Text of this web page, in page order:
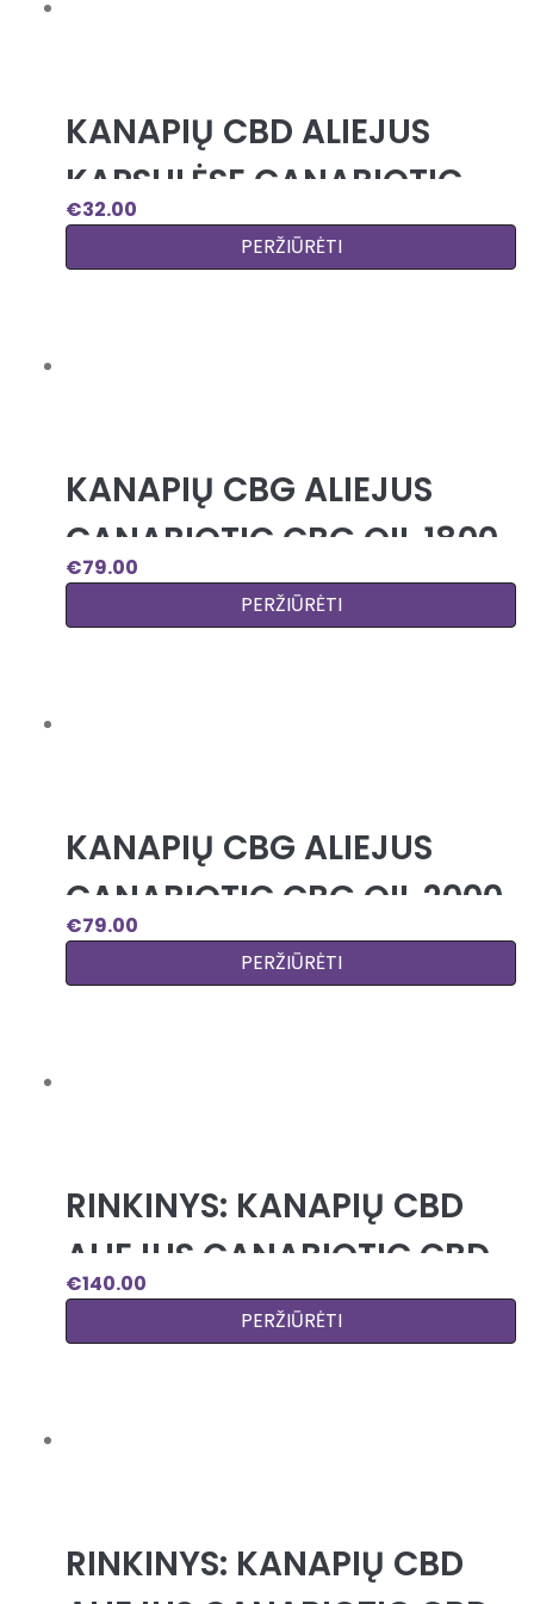
KANAPIŲ CBD ALIEJUS
KAPSULĖSE CANABIOTIC
CBD OIL CAPSULES 30
KAPSULIŲ 800 MG
€32.00
PERŽIŪRĖTI
KANAPIŲ CBG ALIEJUS
CANABIOTIC CBG OIL 1800
MG (40%)
€79.00
PERŽIŪRĖTI
KANAPIŲ CBG ALIEJUS
CANABIOTIC CBG OIL 2000
MG (20%)
€79.00
PERŽIŪRĖTI
RINKINYS: KANAPIŲ CBD
ALIEJUS CANABIOTIC CBD
OIL 1800 MG (17%) IR
CANABIOTIC CBG OIL 2000
€140.00
PERŽIŪRĖTI
RINKINYS: KANAPIŲ CBD